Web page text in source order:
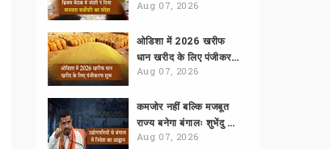
Aug 07, 2026
ओडिशा में 2026 खरीफ
धान खरीद के लिए पंजीकरण शुरू
Aug 07, 2026
कमजोर नहीं बल्कि मजबूत
राज्य बनेगा बंगालः शुभेंदु अधिकारी
Aug 07, 2026